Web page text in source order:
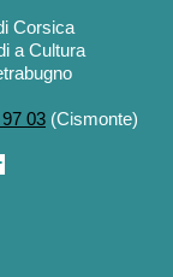
Corsica
a Cultura
03 (Cismonte)